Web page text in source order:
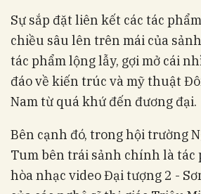
Sự sắp đặt liên kết các tác
chiều sâu lên trên mái của
tác phẩm lộng lẫy, gợi mở cái
đáo về kiến trúc và mỹ thuật
Nam từ quá khứ đến đương đại.
Bên cạnh đó, trong hội trường
Tum bên trái sảnh chính là tác
hòa nhạc video Đại tượng 2 -